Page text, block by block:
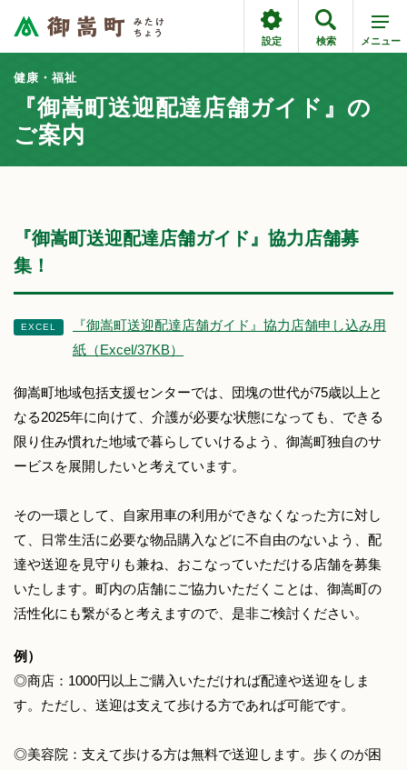
設定 検索 メニュー
健康・福祉
『御嵩町送迎配達店舗ガイド』の
ご案内
『御嵩町送迎配達店舗ガイド』協力店舗募
集！
『御嵩町送迎配達店舗ガイド』協力店舗申し込み用
紙（Excel/37KB）
御嵩町地域包括支援センターでは、団塊の世代が75歳以上と
なる2025年に向けて、介護が必要な状態になっても、できる
限り住み慣れた地域で暮らしていけるよう、御嵩町独自のサ
ービスを展開したいと考えています。
その一環として、自家用車の利用ができなくなった方に対し
て、日常生活に必要な物品購入などに不自由のないよう、配
達や送迎を見守りも兼ね、おこなっていただける店舗を募集
いたします。町内の店舗にご協力いただくことは、御嵩町の
活性化にも繋がると考えますので、是非ご検討ください。
例）
◎商店：1000円以上ご購入いただければ配達や送迎をしま
す。ただし、送迎は支えて歩ける方であれば可能です。
◎美容院：支えて歩ける方は無料で送迎します。歩くのが困